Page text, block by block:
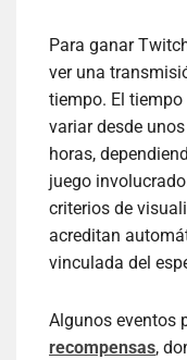
Para ganar
ver una
tiempo. El
variar desde
horas,
juego
criterios de
acreditan
vinculada del
Algunos eventos
recompensas,